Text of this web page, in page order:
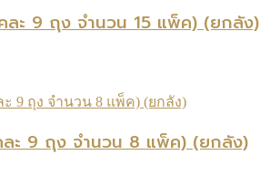
ละ 9 ถุง จำนวน 15 แพ็ค) (ยกลัง)
ะ 9 ถุง จำนวน 8 แพ็ค) (ยกลัง)